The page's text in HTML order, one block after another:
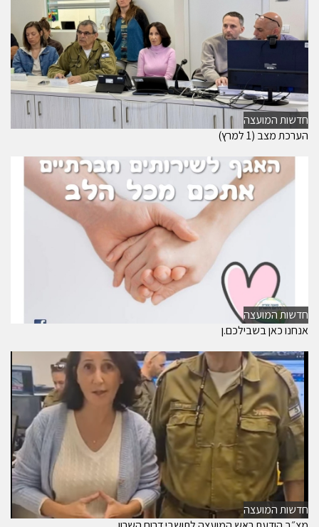
חדשות המועצה
הערכת מצב (1 למרץ)
חדשות המועצה
אנחנו כאן בשבילכם.ן
חדשות המועצה